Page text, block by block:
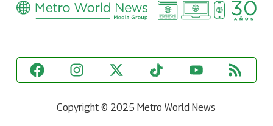
Copyright © 2025 Metro World News